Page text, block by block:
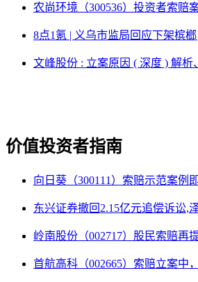
农尚环境（300536）投资者索赔
8点1氪 | 义乌市监局回应下架槟
文峰股份 : 立案原因 ( 深度 ) 解析
价值投资者指南
向日葵（300111）索赔示范案例
东兴证券撤回2.15亿元追偿诉讼,
岭南股份（002717）股民索赔再
首航高科（002665）索赔立案中